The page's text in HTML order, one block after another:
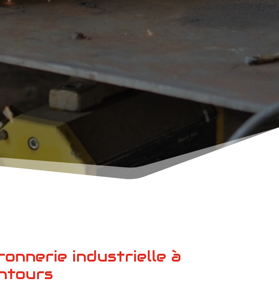
industrielle à